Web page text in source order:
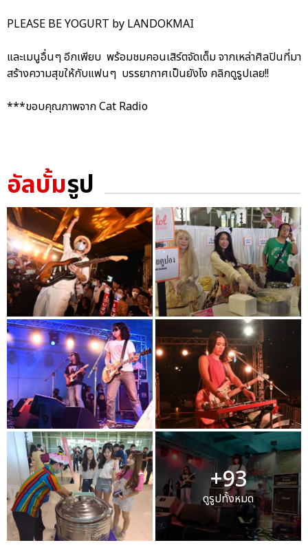
PLEASE BE YOGURT by LANDOKMAI
และเมนูอื่นๆ อีกเพียบ พร้อมชมคอนเสิร์ตจัดเต็ม จากเหล่าศิลปินที่มา
สร้างความสุขให้กับแฟนๆ บรรยากาศเป็นยังไง คลิกดูรูปเลย!!
***ขอบคุณภาพจาก Cat Radio
อัลบั้มรูป
+93
ดูรูปทั้งหมด